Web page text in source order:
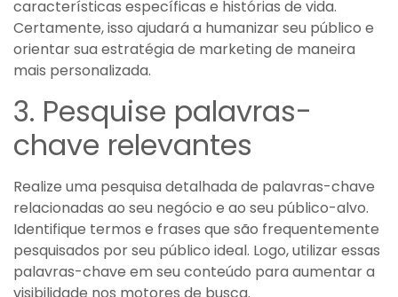
características específicas e histórias de vida.
Certamente, isso ajudará a humanizar seu público e
orientar sua estratégia de marketing de maneira
mais personalizada.
3. Pesquise palavras-
chave relevantes
Realize uma pesquisa detalhada de palavras-chave
relacionadas ao seu negócio e ao seu público-alvo.
Identifique termos e frases que são frequentemente
pesquisados por seu público ideal. Logo, utilizar essas
palavras-chave em seu conteúdo para aumentar a
visibilidade nos motores de busca.